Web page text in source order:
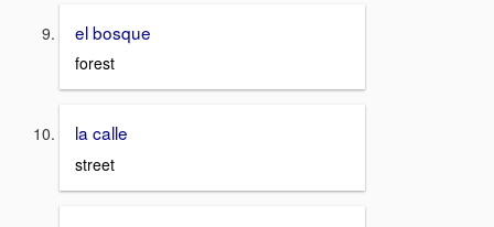
el bosque
forest
la calle
street